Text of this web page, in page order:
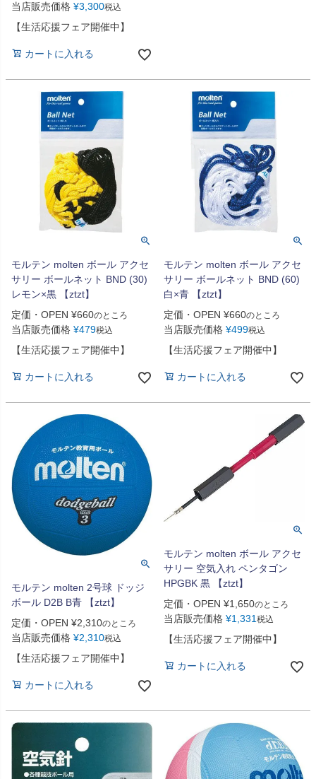
当店販売価格 ¥3,300税込
【生活応援フェア開催中】
カートに入れる
モルテン molten ボール アクセ
サリー ボールネット BND (30)
レモン×黒 【ztzt】
定価・OPEN ¥660のところ
当店販売価格 ¥479税込
【生活応援フェア開催中】
カートに入れる
モルテン molten ボール アクセ
サリー ボールネット BND (60)
白×青 【ztzt】
定価・OPEN ¥660のところ
当店販売価格 ¥499税込
【生活応援フェア開催中】
カートに入れる
モルテン molten 2号球 ドッジ
ボール D2B B青 【ztzt】
定価・OPEN ¥2,310のところ
当店販売価格 ¥2,310税込
【生活応援フェア開催中】
カートに入れる
モルテン molten ボール アクセ
サリー 空気入れ ペンタゴン
HPGBK 黒 【ztzt】
定価・OPEN ¥1,650のところ
当店販売価格 ¥1,331税込
【生活応援フェア開催中】
カートに入れる